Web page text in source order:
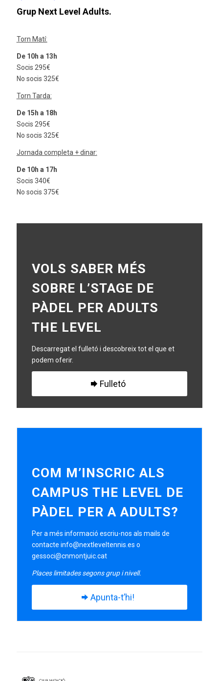
Grup Next Level Adults.
Torn Matí:
De 10h a 13h
Socis 295€
No socis 325€
Torn Tarda:
De 15h a 18h
Socis 295€
No socis 325€
Jornada completa + dinar:
De 10h a 17h
Socis 340€
No socis 375€
VOLS SABER MÉS
SOBRE L’STAGE DE
PÀDEL PER ADULTS
THE LEVEL
Descarregat el fulletó i descobreix tot el que et
podem oferir.
Fulletó
COM M’INSCRIC ALS
CAMPUS THE LEVEL DE
PÀDEL PER A ADULTS?
Per a més informació escriu-nos als mails de
contacte info@nextleveltennis.es o
gessoci@cnmontjuic.cat
Places limitades segons grup i nivell.
Apunta-t’hi!